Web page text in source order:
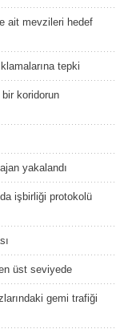
ait mevzileri hedef
tepki
bir koridorun
yakalandı
işbirliği protokolü
üst seviyede
gemi trafiği